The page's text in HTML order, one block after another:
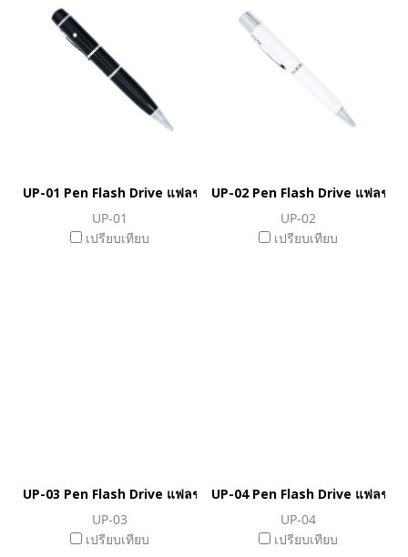
UP-01 Pen Flash Drive แฟลชไดร์ฟปากกา
UP-01
เปรียบเทียบ
UP-02 Pen Flash Drive แฟลชไ
UP-02
เปรียบเทียบ
UP-03 Pen Flash Drive แฟลชไดร์ฟปากกา
UP-03
เปรียบเทียบ
UP-04 Pen Flash Drive แฟลชไ
UP-04
เปรียบเทียบ